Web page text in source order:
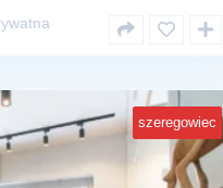
szeregowiec